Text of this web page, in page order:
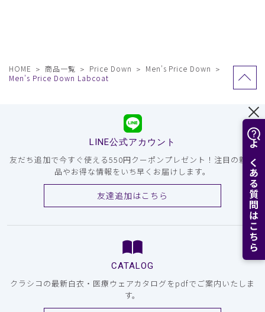
よくある質問はこちら
HOME 商品一覧 Price Down
Men's Price Down
Men's Price Down Labcoat
LINE公式アカウント
友だち追加で今すぐ使える550円クーポンプレゼント！注目の新商
品やお得な情報をいち早くお届けします。
友達追加はこちら
CATALOG
クラシコの最新白衣・医療ウェアカタログをpdfでご案内いたしま
す。